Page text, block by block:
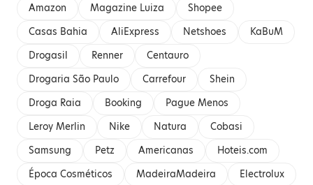
Amazon Magazine Luiza
Shopee
Casas Bahia
AliExpress Netshoes
KaBuM
Drogasil
Renner
Centauro
Drogaria São Paulo
Carrefour
Shein
Droga Raia
Booking
Pague Menos
Leroy Merlin
Nike Natura
Cobasi
Samsung
Petz Americanas
Hoteis.com
Época Cosméticos
MadeiraMadeira
Electrolux